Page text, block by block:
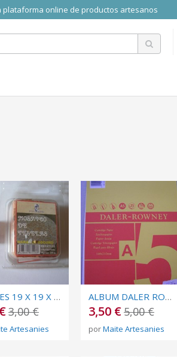
plataforma online de productos artesanos
TESELES 19 X 19 X 7 MM ▲ TARONJA FOSC
3,00 €
Artesanies
ALBUM DALER ROWNEY A5
3,50 €5,00 €
porMaite Artesanies